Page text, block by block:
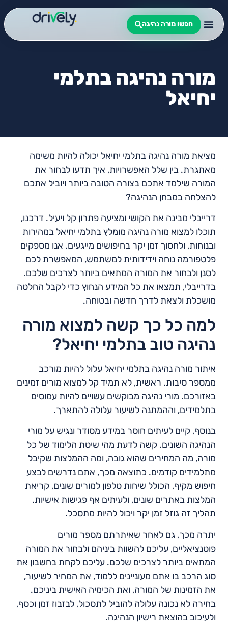
חפשו מורה נהיגה
מורה נהיגה בתלמי
יחיאל
מציאת מורה נהיגה בתלמי יחיאל יכולה להיות משימה
מאתגרת. בין שלל האפשרויות, איך תדעו לבחור את
המורה שילמד אתכם בצורה הטובה ביותר ויוביל אתכם
להצלחה במבחן הנהיגה?
דרייבלי מבינה את הקושי ומציעה פתרון קל ויעיל. דרכנו,
תוכלו למצוא מורה נהיגה מומלץ בתלמי יחיאל במהירות
ובנוחות, ולחסוך זמן יקר בחיפושים מייגעים. אנו מספקים
פלטפורמה נוחה וידידותית למשתמש, המאפשרת לכם
לסנן ולבחור את המורה המתאים ביותר לצרכים שלכם.
בדרייבלי, תמצאו את כל המידע הנחוץ כדי לקבל החלטה
מושכלת ולצאת לדרך חדשה ובטוחה.
למה כל כך קשה למצוא מורה
נהיגה טוב בתלמי יחיאל?
איתור מורה נהיגה בתלמי יחיאל עלול להיות מורכב
ממספר סיבות. ראשית, לא תמיד קל למצוא מורים זמינים
באזורכם. מורי נהיגה מבוקשים עשויים להיות עמוסים
בתלמידים, וההמתנה לשיעור עלולה להתארך.
בנוסף, קיים לעיתים חוסר במידע מסודר ונגיש על מורי
הנהיגה השונים. קשה לדעת מהי שיטת הלימוד של כל
מורה, מה המחירים שהוא גובה, ומה ההמלצות שקיבל
מתלמידים קודמים. כתוצאה מכך, אתם נדרשים לבצע
חיפוש מקיף, הכולל שיחות טלפון למורים שונים, קריאת
המלצות באתרים שונים, ולעיתים אף פגישות אישיות.
תהליך זה גוזל זמן יקר ויכול להיות מתסכל.
יתרה מכך, גם לאחר שאיתרתם מספר מורים
פוטנציאליים, עליכם להשוות ביניהם ולבחור את המורה
המתאים ביותר לצרכים שלכם. עליכם לקחת בחשבון את
סוג הרכב בו אתם מעוניינים ללמוד, את המחיר לשיעור,
את הזמינות של המורה, ואת הכימיה האישית ביניכם.
בחירה לא נכונה עלולה להוביל לתסכול, לבזבוז זמן וכסף,
ולעיכוב בהוצאת רישיון הנהיגה.